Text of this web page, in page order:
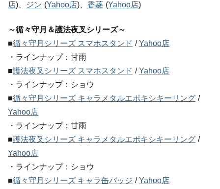
店)、 ジン (Yahoo店)、 香菱 (Yahoo店)
～循々守月＆護法夜叉シリーズ～
■循々守月シリーズ スマホスタンド /Yahoo店
・ラインナップ：甘雨
■護法夜叉シリーズ スマホスタンド /Yahoo店
・ラインナップ：ショウ
■循々守月シリーズ キャラメタルエポキシキーリング /
Yahoo店
・ラインナップ：甘雨
■護法夜叉シリーズ キャラメタルエポキシキーリング /
Yahoo店
・ラインナップ：ショウ
■循々守月シリーズ キャラ缶バッジ /Yahoo店